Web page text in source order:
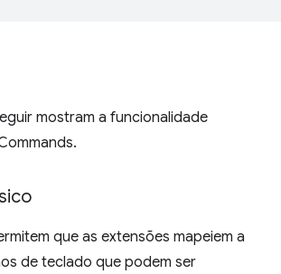
mostram a funcionalidade
que as extensões mapeiem a
de teclado que podem ser